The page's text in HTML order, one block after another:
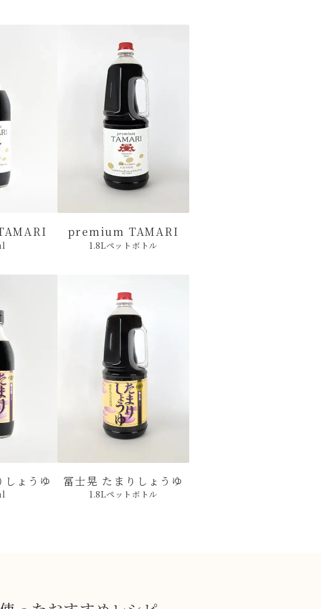
premium TAMARI
1.8Lペットボトル
しょうゆ 冨士晃 たまりしょうゆ
1.8Lペットボトル